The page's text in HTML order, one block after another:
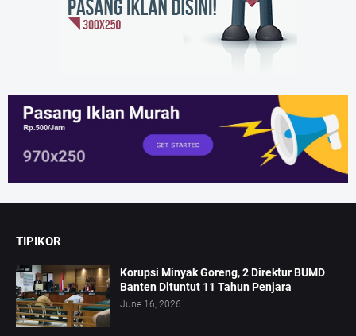
TIPIKOR
Korupsi Minyak Goreng, 2 Direktur BUMD
Banten Dituntut 11 Tahun Penjara
June 16, 2026